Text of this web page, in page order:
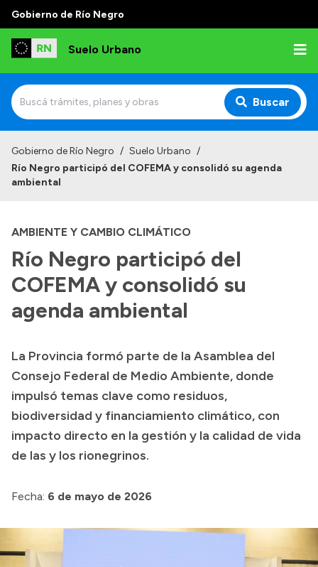
Gobierno de Río Negro
Suelo Urbano
Buscar
Gobierno de Río Negro / Suelo Urbano /
Río Negro participó del COFEMA y consolidó su agenda
ambiental
AMBIENTE Y CAMBIO CLIMÁTICO
Río Negro participó del
COFEMA y consolidó su
agenda ambiental
La Provincia formó parte de la Asamblea del
Consejo Federal de Medio Ambiente, donde
impulsó temas clave como residuos,
biodiversidad y financiamiento climático, con
impacto directo en la gestión y la calidad de vida
de las y los rionegrinos.
Fecha: 6 de mayo de 2026